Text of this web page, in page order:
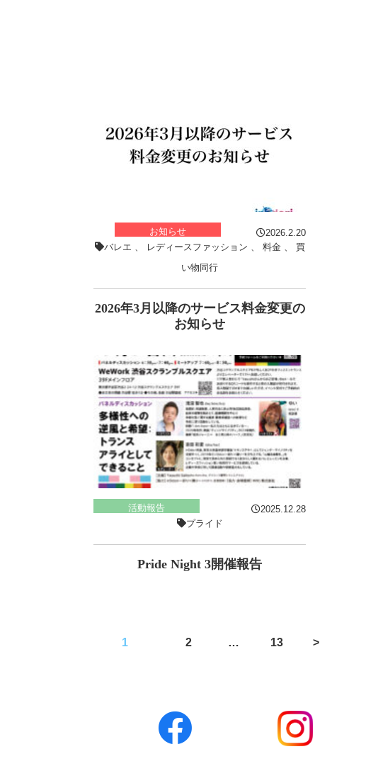
お知らせ
2026.2.20
バレエ
レディースファッション 料金、 買
い物同行
2026年3月以降のサービス料金変更の
お知らせ
活動報告
2025.12.28
プライド
Pride Night 3開催報告
1 2 … 13 >